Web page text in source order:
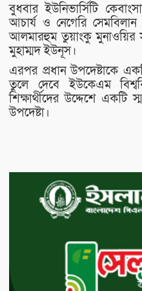
বুধবার ইউনিভার্সিটি
আচার্য ও নেগেরি
আলমারহুম তুয়াংকু মুনাওয়ির
মুহাম্মদ ইউনূস।
এরপর প্রধান উপদেষ্টাকে
তুলে দেবে ইউকেএম
শিক্ষার্থীদের উদ্দেশে একটি
উপদেষ্টা।